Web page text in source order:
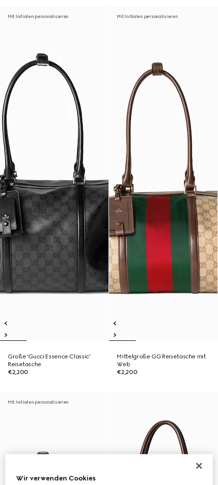
Mit Initialen personalisieren
Große 'Gucci Essence Classic'
Reisetasche
€2,200
Mit Initialen personalisieren
Mittelgroße GG Reisetasche mit
Web
€2,200
Mit Initialen personalisieren
Wir verwenden Cookies